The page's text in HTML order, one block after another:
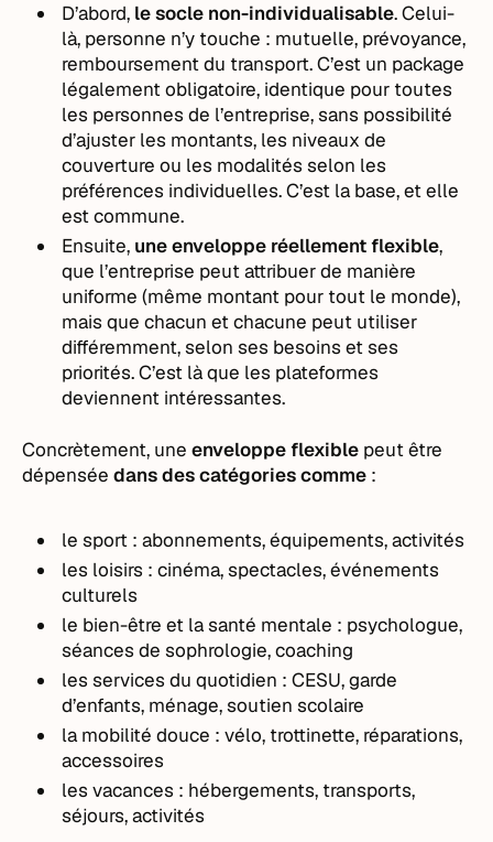
D’abord, le socle non-individualisable. Celui-
là, personne n’y touche : mutuelle, prévoyance,
remboursement du transport. C’est un package
légalement obligatoire, identique pour toutes
les personnes de l’entreprise, sans possibilité
d’ajuster les montants, les niveaux de
couverture ou les modalités selon les
préférences individuelles. C’est la base, et elle
est commune.
Ensuite, une enveloppe réellement flexible,
que l’entreprise peut attribuer de manière
uniforme (même montant pour tout le monde),
mais que chacun et chacune peut utiliser
différemment, selon ses besoins et ses
priorités. C’est là que les plateformes
deviennent intéressantes.
Concrètement, uneenveloppe flexible peut être
dépenséedans des catégories comme :
le sport : abonnements, équipements, activités
les loisirs : cinéma, spectacles, événements
culturels
le bien-être et la santé mentale : psychologue,
séances de sophrologie, coaching
les services du quotidien : CESU, garde
d’enfants, ménage, soutien scolaire
la mobilité douce : vélo, trottinette, réparations,
accessoires
les vacances : hébergements, transports,
séjours, activités